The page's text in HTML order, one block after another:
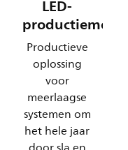
LED-
productiemodule
Productieve
oplossing
voor
meerlaagse
systemen om
het hele jaar